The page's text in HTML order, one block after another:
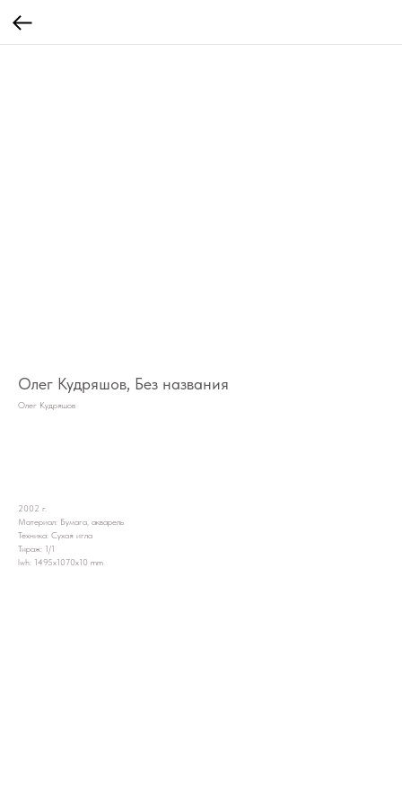
Олег Кудряшов, Без названия
Олег Кудряшов
2002 г.
Материал: Бумага, акварель
Техника: Сухая игла
Тираж: 1/1
lwh: 1495x1070x10 mm